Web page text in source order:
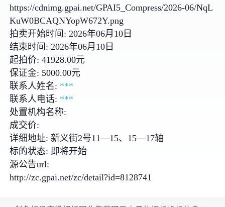
https://cdnimg.gpai.net/GPAI5_Compress/2026-06/NqL
KuW0BCAQNYopW672Y.png
拍卖开始时间: 2026年06月10日
结束时间: 2026年06月10日
起拍价: 41928.00元
保证金: 5000.00元
联系人姓名: ***
联系人电话: ***
处置机构名称:
成交价:
详细地址: 新义街2号11—15、15—17轴
标的状态: 即将开始
源公告url:
http://zc.gpai.net/zc/detail?id=8128741